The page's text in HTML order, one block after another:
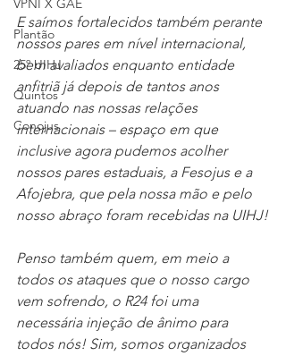
VPNI X GAE
Plantão
25º UIHJ
Quintos
Conojus
E saímos fortalecidos também perante
nossos pares em nível internacional,
bem avaliados enquanto entidade
anfitriã já depois de tantos anos
atuando nas nossas relações
internacionais – espaço em que
inclusive agora pudemos acolher
nossos pares estaduais, a Fesojus e a
Afojebra, que pela nossa mão e pelo
nosso abraço foram recebidas na UIHJ!
Penso também quem, em meio a
todos os ataques que o nosso cargo
vem sofrendo, o R24 foi uma
necessária injeção de ânimo para
todos nós! Sim, somos organizados